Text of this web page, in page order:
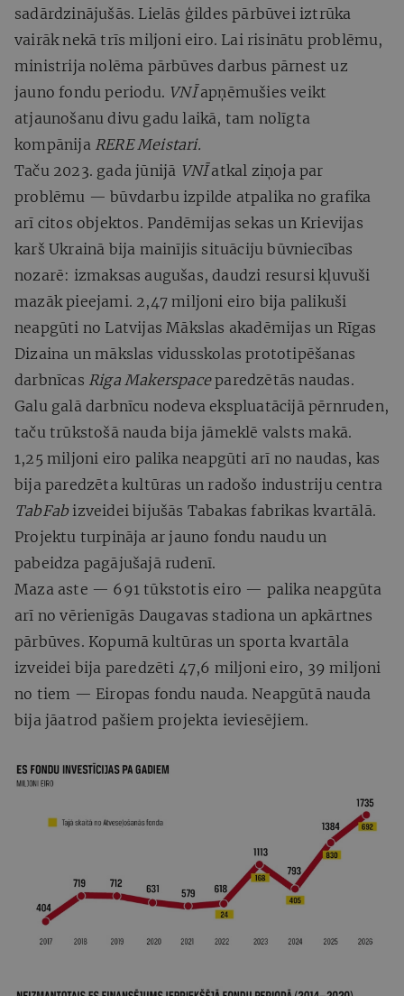
sadārdzinājušās. Lielās ģildes pārbūvei iztrūka
vairāk nekā trīs miljoni eiro. Lai risinātu problēmu,
ministrija nolēma pārbūves darbus pārnest uz
jauno fondu periodu. VNĪapņēmušies veikt
atjaunošanu divu gadu laikā, tam nolīgta
kompānija RERE Meistari.
Taču 2023. gada jūnijā VNĪatkal ziņoja par
problēmu — būvdarbu izpilde atpalika no grafika
arī citos objektos. Pandēmijas sekas un Krievijas
karš Ukrainā bija mainījis situāciju būvniecības
nozarē: izmaksas augušas, daudzi resursi kļuvuši
mazāk pieejami. 2,47 miljoni eiro bija palikuši
neapgūti no Latvijas Mākslas akadēmijas un Rīgas
Dizaina un mākslas vidusskolas prototipēšanas
darbnīcas Riga Makerspaceparedzētās naudas.
Galu galā darbnīcu nodeva ekspluatācijā pērnruden,
taču trūkstošā nauda bija jāmeklē valsts makā.
1,25 miljoni eiro palika neapgūti arī no naudas, kas
bija paredzēta kultūras un radošo industriju centra
TabFab izveidei bijušās Tabakas fabrikas kvartālā.
Projektu turpināja ar jauno fondu naudu un
pabeidza pagājušajā rudenī.
Maza aste — 691 tūkstotis eiro — palika neapgūta
arī no vērienīgās Daugavas stadiona un apkārtnes
pārbūves. Kopumā kultūras un sporta kvartāla
izveidei bija paredzēti 47,6 miljoni eiro, 39 miljoni
no tiem — Eiropas fondu nauda. Neapgūtā nauda
bija jāatrod pašiem projekta ieviesējiem.